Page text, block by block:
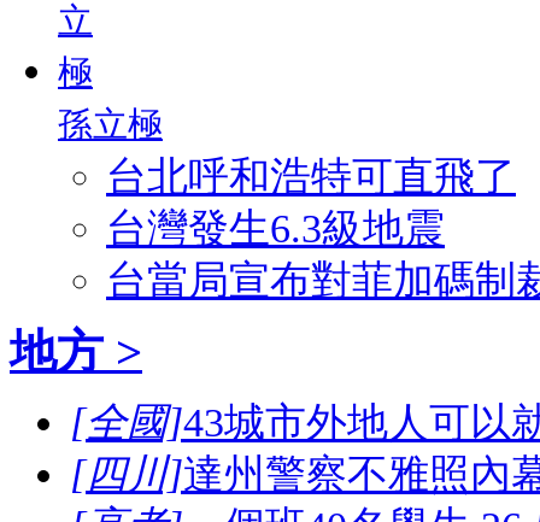
孫立極
台北呼和浩特可直飛了
台灣發生6.3級地震
台當局宣布對菲加碼制
地方 >
[全國]43城市外地人可以
[四川]達州警察不雅照內